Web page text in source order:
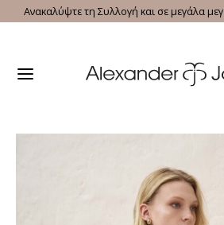
Ανακαλύψτε τη Συλλογή και σε μεγάλα